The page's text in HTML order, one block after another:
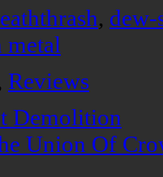
, dew-
metal
Reviews
Demolition
Union Of